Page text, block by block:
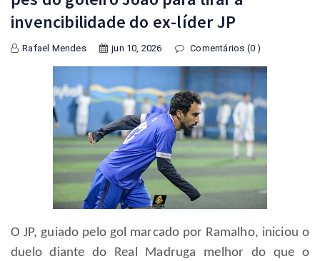
invencibilidade do ex-líder JP
Rafael Mendes jun 10, 2026 Comentários (0 )
O JP, guiado pelo gol marcado por Ramalho, iniciou o
duelo diante do Real Madruga melhor do que o